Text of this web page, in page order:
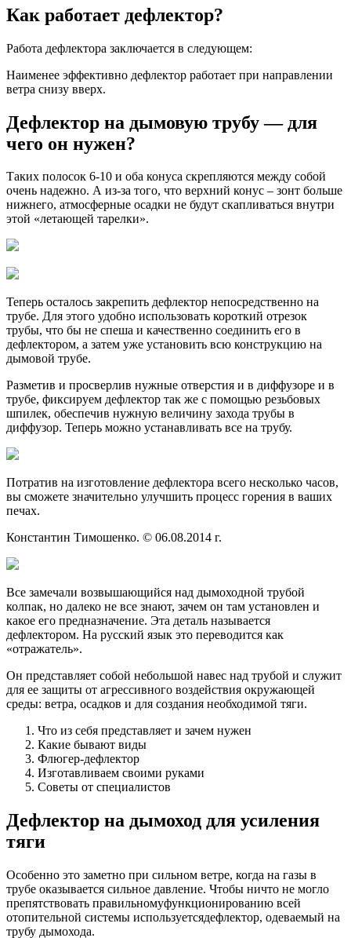
Как работает дефлектор?
Работа дефлектора заключается в следующем:
Наименее эффективно дефлектор работает при направлении
ветра снизу вверх.
Дефлектор на дымовую трубу — для
чего он нужен?
Таких полосок 6-10 и оба конуса скрепляются между собой
очень надежно. А из-за того, что верхний конус – зонт больше
нижнего, атмосферные осадки не будут скапливаться внутри
этой «летающей тарелки».
Теперь осталось закрепить дефлектор непосредственно на
трубе. Для этого удобно использовать короткий отрезок
трубы, что бы не спеша и качественно соединить его в
дефлектором, а затем уже установить всю конструкцию на
дымовой трубе.
Разметив и просверлив нужные отверстия и в диффузоре и в
трубе, фиксируем дефлектор так же с помощью резьбовых
шпилек, обеспечив нужную величину захода трубы в
диффузор. Теперь можно устанавливать все на трубу.
Потратив на изготовление дефлектора всего несколько часов,
вы сможете значительно улучшить процесс горения в ваших
печах.
Константин Тимошенко. © 06.08.2014 г.
Все замечали возвышающийся над дымоходной трубой
колпак, но далеко не все знают, зачем он там установлен и
какое его предназначение. Эта деталь называется
дефлектором. На русский язык это переводится как
«отражатель».
Он представляет собой небольшой навес над трубой и служит
для ее защиты от агрессивного воздействия окружающей
среды: ветра, осадков и для создания необходимой тяги.
Что из себя представляет и зачем нужен
Какие бывают виды
Флюгер-дефлектор
Изготавливаем своими руками
Советы от специалистов
Дефлектор на дымоход для усиления
тяги
Особенно это заметно при сильном ветре, когда на газы в
трубе оказывается сильное давление. Чтобы ничто не могло
препятствовать правильномуфункционированию всей
отопительной системы используетсядефлектор, одеваемый на
трубу дымохода.